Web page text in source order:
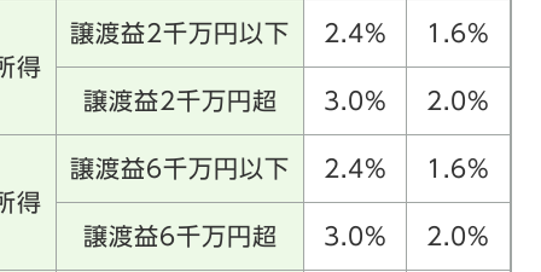
得
譲渡益2千万円以下 2.4% 1.6%
譲渡益2千万円超 3.0% 2.0%
得
譲渡益6千万円以下 2.4% 1.6%
譲渡益6千万円超 3.0% 2.0%